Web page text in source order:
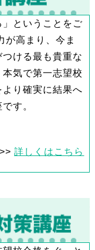
」ということをご
が高まり、今ま
ける最も貴重な
気で第一志望校
り確実に結果へ
す。
>>詳しくはこちら